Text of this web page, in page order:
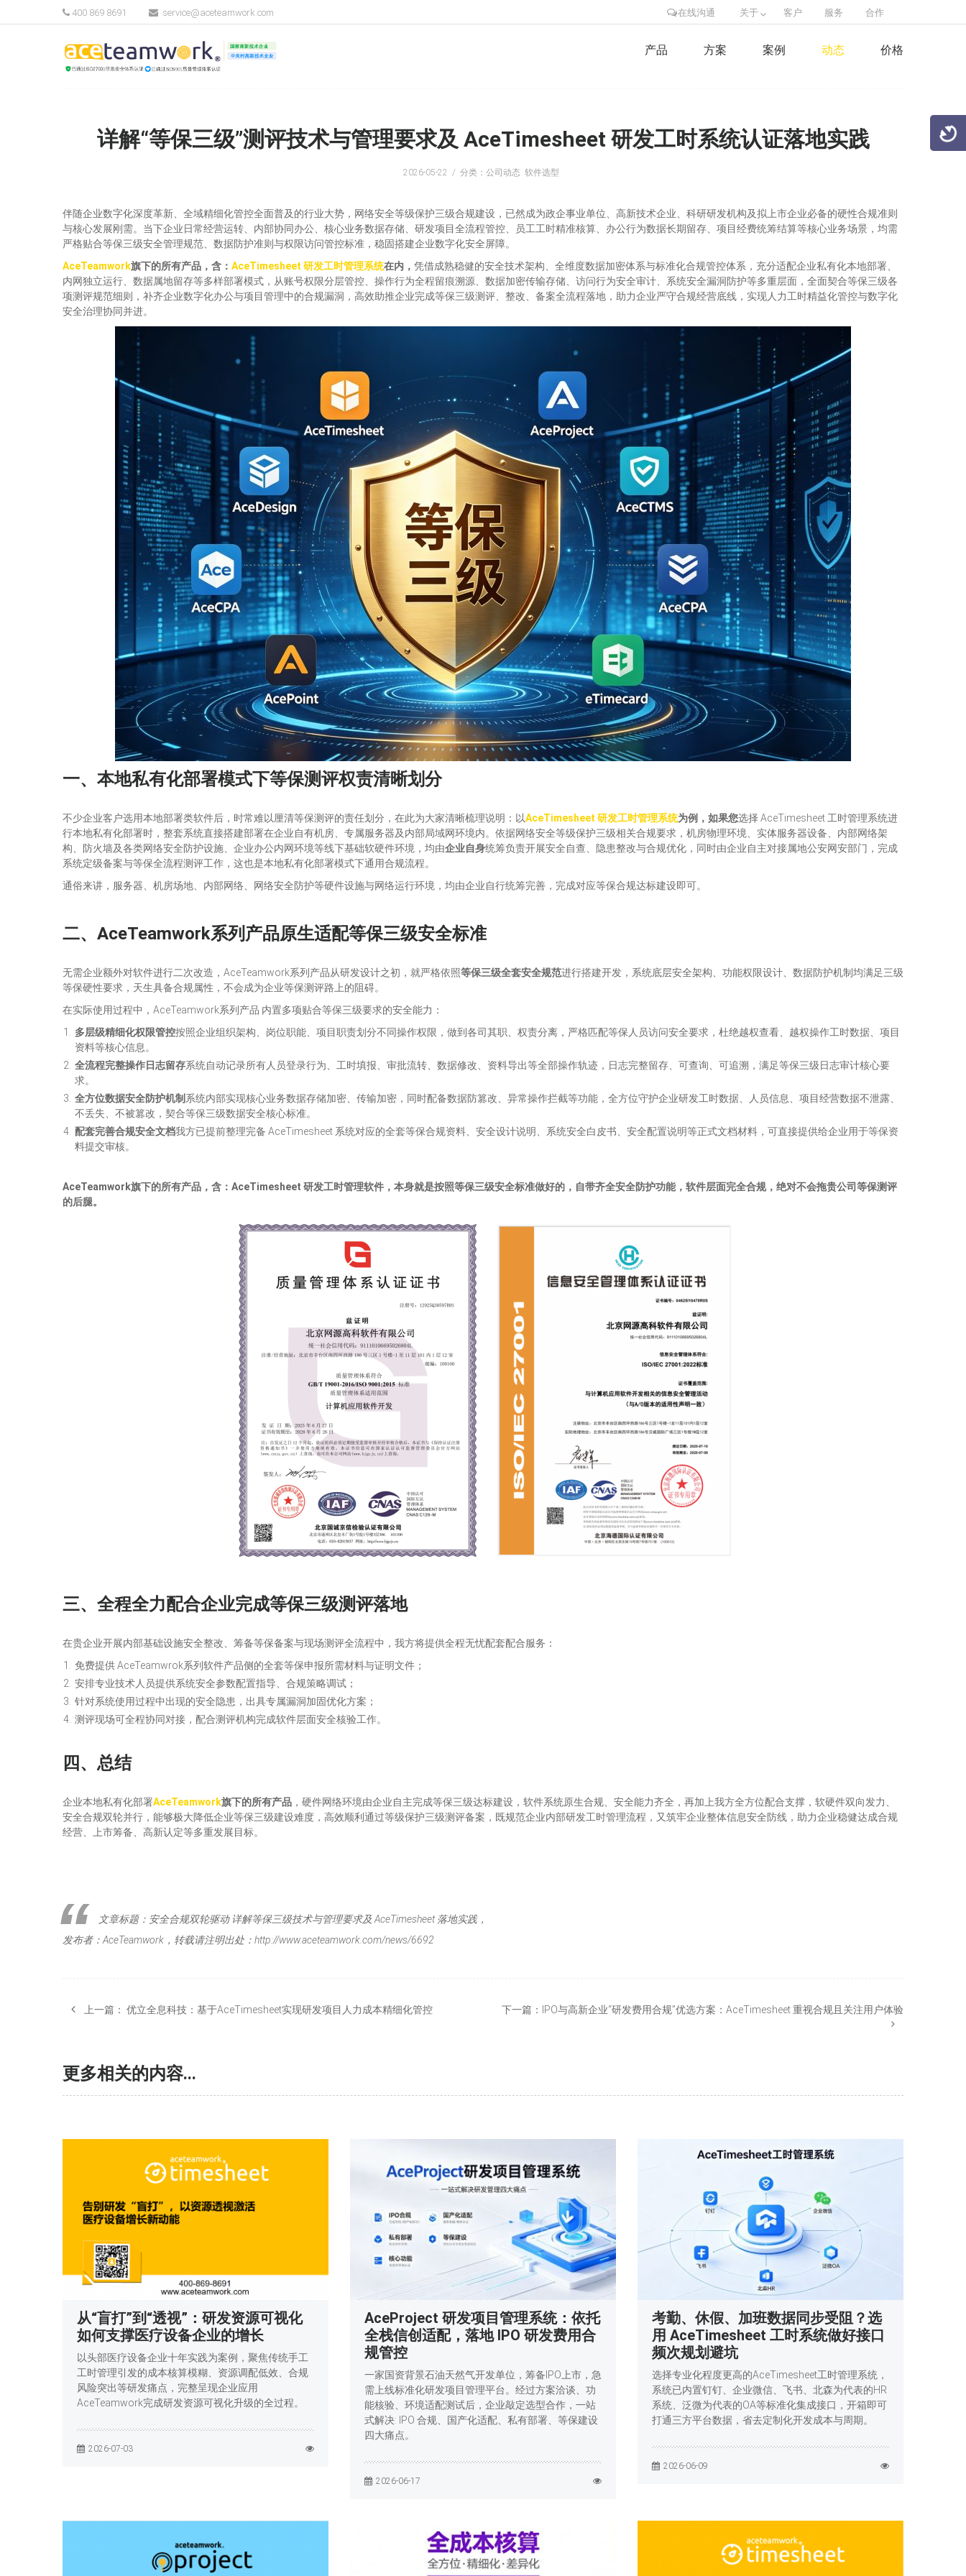
在线沟通 关于 客户 服务 合作
400 869 8691 service@aceteamwork.com
产品 方案 案例 动态 价格
详解“等保三级”测评技术与管理要求及 AceTimesheet 研发工时系统认证落地实践
2026-05-22 分类：公司动态 软件选型
伴随企业数字化深度革新、全域精细化管控全面普及的行业大势，网络安全等级保护三级合规建设，已然成为政企事业单位、高新技术企业、科研研发机构及拟上市企业必备的硬性合规准则
与核心发展刚需。当下企业日常经营运转、内部协同办公、核心业务数据存储、研发项目全流程管控、员工工时精准核算、办公行为数据长期留存、项目经费统筹结算等核心业务场景，均需
严格贴合等保三级安全管理规范、数据防护准则与权限访问管控标准，稳固搭建企业数字化安全屏障。
AceTeamwork旗下的所有产品，含： AceTimesheet 研发工时管理系统在内， 凭借成熟稳健的安全技术架构、全维度数据加密体系与标准化合规管控体系，充分适配企业私有化本地部署、
内网独立运行、数据属地留存等多样部署模式，从账号权限分层管控、操作行为全程留痕溯源、数据加密传输存储、访问行为安全审计、系统安全漏洞防护等多重层面，全面契合等保三级各
项测评规范细则，补齐企业数字化办公与项目管理中的合规漏洞，高效助推企业完成等保三级测评、整改、备案全流程落地，助力企业严守合规经营底线，实现人力工时精益化管控与数字化
安全治理协同并进。
一、本地私有化部署模式下等保测评权责清晰划分
不少企业客户选用本地部署类软件后，时常难以厘清等保测评的责任划分，在此为大家清晰梳理说明：以AceTimesheet 研发工时管理系统为例，如果您选择 AceTimesheet 工时管理系统进
行本地私有化部署时，整套系统直接搭建部署在企业自有机房、专属服务器及内部局域网环境内。依据网络安全等级保护三级相关合规要求，机房物理环境、实体服务器设备、内部网络架
构、防火墙及各类网络安全防护设施、企业办公内网环境等线下基础软硬件环境，均由企业自身统筹负责开展安全自查、隐患整改与合规优化，同时由企业自主对接属地公安网安部门，完成
系统定级备案与等保全流程测评工作，这也是本地私有化部署模式下通用合规流程。
通俗来讲，服务器、机房场地、内部网络、网络安全防护等硬件设施与网络运行环境，均由企业自行统筹完善，完成对应等保合规达标建设即可。
二、AceTeamwork系列产品原生适配等保三级安全标准
无需企业额外对软件进行二次改造，AceTeamwork系列产品从研发设计之初，就严格依照等保三级全套安全规范进行搭建开发，系统底层安全架构、功能权限设计、数据防护机制均满足三级
等保硬性要求，天生具备合规属性，不会成为企业等保测评路上的阻碍。
在实际使用过程中，AceTeamwork系列产品 内置多项贴合等保三级要求的安全能力：
多层级精细化权限管控按照企业组织架构、岗位职能、项目职责划分不同操作权限，做到各司其职、权责分离，严格匹配等保人员访问安全要求，杜绝越权查看、越权操作工时数据、项目
资料等核心信息。
全流程完整操作日志留存系统自动记录所有人员登录行为、工时填报、审批流转、数据修改、资料导出等全部操作轨迹，日志完整留存、可查询、可追溯，满足等保三级日志审计核心要
求。
全方位数据安全防护机制 系统内部实现核心业务数据存储加密、传输加密，同时配备数据防篡改、异常操作拦截等功能，全方位守护企业研发工时数据、人员信息、项目经营数据不泄露、
不丢失、不被篡改，契合等保三级数据安全核心标准。
配套完善合规安全文档我方已提前整理完备 AceTimesheet 系统对应的全套等保合规资料、安全设计说明、系统安全白皮书、安全配置说明等正式文档材料，可直接提供给企业用于等保资
料提交审核。
AceTeamwork旗下的所有产品，含：AceTimesheet 研发工时管理软件，本身就是按照等保三级安全标准做好的，自带齐全安全防护功能，软件层面完全合规，绝对不会拖贵公司等保测评
的后腿。
三、全程全力配合企业完成等保三级测评落地
在贵企业开展内部基础设施安全整改、筹备等保备案与现场测评全流程中，我方将提供全程无忧配套配合服务：
免费提供 AceTeamwrok系列软件产品侧的全套等保申报所需材料与证明文件；
安排专业技术人员提供系统安全参数配置指导、合规策略调试；
针对系统使用过程中出现的安全隐患，出具专属漏洞加固优化方案；
测评现场可全程协同对接，配合测评机构完成软件层面安全核验工作。
四、 总结
企业本地私有化部署AceTeamwork旗下的所有产品 ，硬件网络环境由企业自主完成等保三级达标建设，软件系统原生合规、安全能力齐全，再加上我方全方位配合支撑，软硬件双向发力、
安全合规双轮并行，能够极大降低企业等保三级建设难度，高效顺利通过等级保护三级测评备案，既规范企业内部研发工时管理流程，又筑牢企业整体信息安全防线，助力企业稳健达成合规
经营、上市筹备、高新认定等多重发展目标。
文章标题：安全合规双轮驱动 详解等保三级技术与管理要求及 AceTimesheet 落地实践，
发布者：AceTeamwork，转载请注明出处：http://www.aceteamwork.com/news/6692
上一篇： 优立全息科技：基于AceTimesheet实现研发项目人力成本精细化管控 下一篇： IPO与高新企业“研发费用合规”优选方案：AceTimesheet 重视合规且关注用户体验
更多相关的内容...
从“盲打”到“透视”：研发资源可视化
如何支撑医疗设备企业的增长
以头部医疗设备企业十年实践为案例，聚焦传统手工
工时管理引发的成本核算模糊、资源调配低效、合规
风险突出等研发痛点，完整呈现企业应用
AceTeamwork完成研发资源可视化升级的全过程。
2026-07-03
AceProject 研发项目管理系统：依托
全栈信创适配，落地 IPO 研发费用合
规管控
一家国资背景石油天然气开发单位，筹备IPO上市，急
需上线标准化研发项目管理平台。经过方案洽谈、功
能核验、环境适配测试后，企业敲定选型合作，一站
式解决: IPO 合规、国产化适配、私有部署、等保建设
四大痛点。
2026-06-17
考勤、休假、加班数据同步受阻？选
用 AceTimesheet 工时系统做好接口
频次规划避坑
选择专业化程度更高的AceTimesheet工时管理系统，
系统已内置钉钉、企业微信、飞书、北森为代表的HR
系统、泛微为代表的OA等标准化集成接口，开箱即可
打通三方平台数据，省去定制化开发成本与周期。
2026-06-09